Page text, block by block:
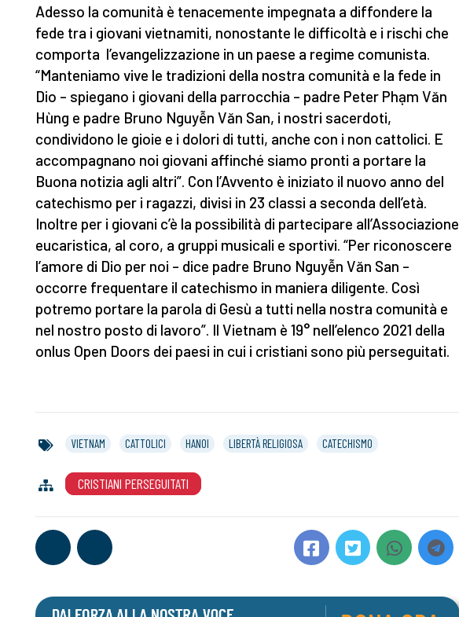
Adesso la comunità è tenacemente impegnata a diffondere la
fede tra i giovani vietnamiti, nonostante le difficoltà e i rischi che
comporta l’evangelizzazione in un paese a regime comunista.
“Manteniamo vive le tradizioni della nostra comunità e la fede in
Dio – spiegano i giovani della parrocchia – padre Peter Phạm Văn
Hùng e padre Bruno Nguyễn Văn San, i nostri sacerdoti,
condividono le gioie e i dolori di tutti, anche con i non cattolici. E
accompagnano noi giovani affinché siamo pronti a portare la
Buona notizia agli altri”. Con l’Avvento è iniziato il nuovo anno del
catechismo per i ragazzi, divisi in 23 classi a seconda dell’età.
Inoltre per i giovani c’è la possibilità di partecipare all’Associazione
eucaristica, al coro, a gruppi musicali e sportivi. “Per riconoscere
l’amore di Dio per noi – dice padre Bruno Nguyễn Văn San –
occorre frequentare il catechismo in maniera diligente. Così
potremo portare la parola di Gesù a tutti nella nostra comunità e
nel nostro posto di lavoro”. Il Vietnam è 19° nell’elenco 2021 della
onlus Open Doors dei paesi in cui i cristiani sono più perseguitati.
VIETNAM CATTOLICI HANOI LIBERTÀ RELIGIOSA CATECHISMO
CRISTIANI PERSEGUITATI